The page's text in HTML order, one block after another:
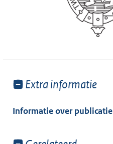
Toon
van:
Extra informatie
Informatie over publicatie